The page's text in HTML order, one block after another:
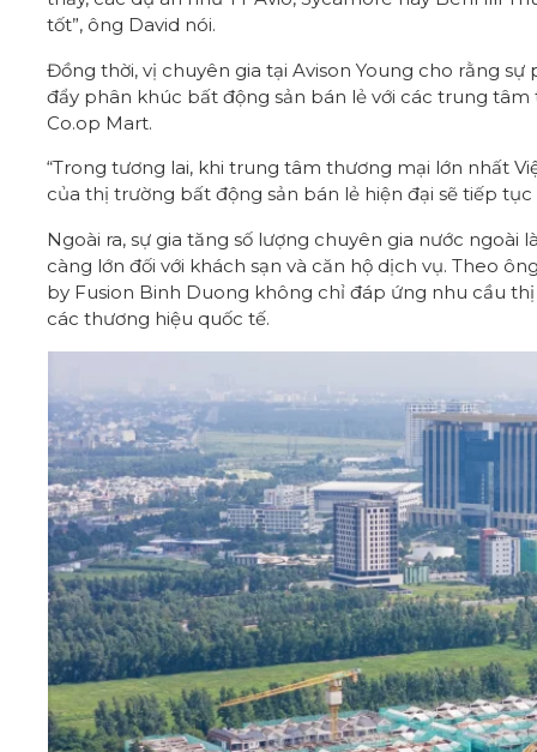
tốt”, ông David nói.
Đồng thời, vị chuyên gia tại Avison Young cho rằng
đẩy phân khúc bất động sản bán lẻ với các trung
Co.op Mart.
“Trong tương lai, khi trung tâm thương mại lớn nhất
của thị trường bất động sản bán lẻ hiện đại sẽ tiếp
Ngoài ra, sự gia tăng số lượng chuyên gia nước
càng lớn đối với khách sạn và căn hộ dịch vụ. Theo
by Fusion Binh Duong không chỉ đáp ứng nhu cầu
các thương hiệu quốc tế.